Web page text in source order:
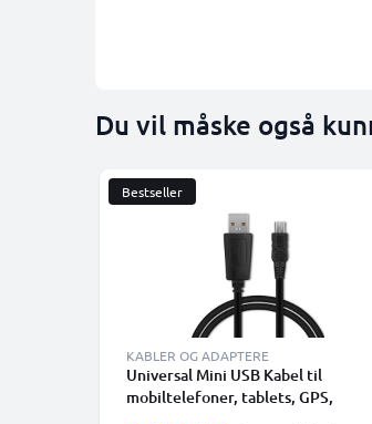
Du vil måske også
Bestseller
KABLER OG ADAPTERE
Universal Mini USB Kabel til
mobiltelefoner, tablets, GPS,